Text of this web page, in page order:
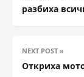
разбиха
NEXT POST »
Откриха